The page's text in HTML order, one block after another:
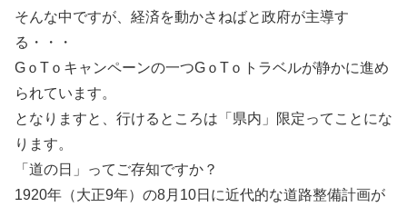
そんな中ですが、経済を動かさねばと政府が主導す
る・・・
GｏTｏキャンペーンの一つGｏTｏトラベルが静かに進め
られています。
となりますと、行けるところは「県内」限定ってことにな
ります。
「道の日」ってご存知ですか？
1920年（大正9年）の8月10日に近代的な道路整備計画が